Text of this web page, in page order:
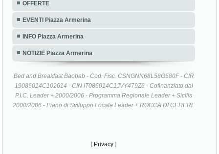
OFFERTE
EVENTI Piazza Armerina
INFO Piazza Armerina
NOTIZIE Piazza Armerina
Bed and Breakfast Baobab - Cod. Fisc. CSNGNN68L58G580F - CIR
19086014C102614 - CIN IT086014C1JVY479Z6 - Cofinanziato dal
P.I.C. Leader + 2000/2006 - Programma Regionale Leader + Sicilia
2000/2006 - Piano di Sviluppo Locale Leader + ROCCA DI CERERE
[ Privacy ]